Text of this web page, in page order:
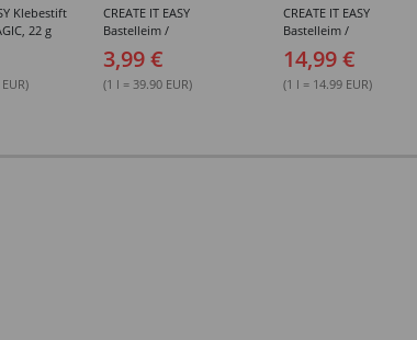
Klebestift
22 g
CREATE IT EASY
Bastelleim /
Buchbinderleim, 100 ml
3,99 €
(1 l = 39.90 EUR)
CREATE IT EASY
Bastelleim /
Buchbinderleim, 1000 ml
14,99 €
(1 l = 14.99 EUR)